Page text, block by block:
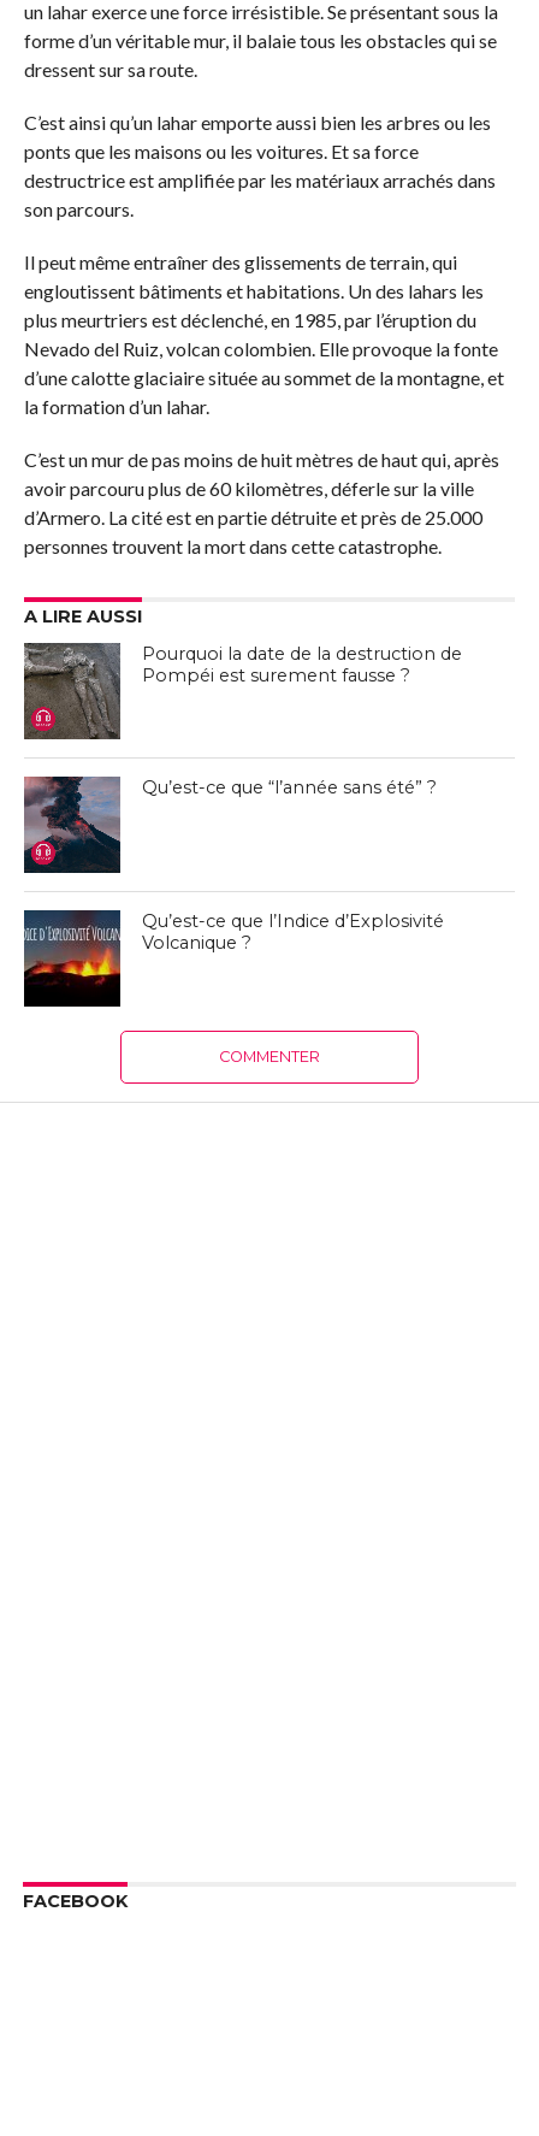
un lahar exerce une force irrésistible. Se présentant sous la
forme d’un véritable mur, il balaie tous les obstacles qui se
dressent sur sa route.
C’est ainsi qu’un lahar emporte aussi bien les arbres ou les
ponts que les maisons ou les voitures. Et sa force
destructrice est amplifiée par les matériaux arrachés dans
son parcours.
Il peut même entraîner des glissements de terrain, qui
engloutissent bâtiments et habitations. Un des lahars les
plus meurtriers est déclenché, en 1985, par l’éruption du
Nevado del Ruiz, volcan colombien. Elle provoque la fonte
d’une calotte glaciaire située au sommet de la montagne, et
la formation d’un lahar.
C’est un mur de pas moins de huit mètres de haut qui, après
avoir parcouru plus de 60 kilomètres, déferle sur la ville
d’Armero. La cité est en partie détruite et près de 25.000
personnes trouvent la mort dans cette catastrophe.
A LIRE AUSSI
Pourquoi la date de la destruction de
Pompéi est surement fausse ?
Qu’est-ce que “l’année sans été” ?
Qu’est-ce que l’Indice d’Explosivité
Volcanique ?
COMMENTER
FACEBOOK